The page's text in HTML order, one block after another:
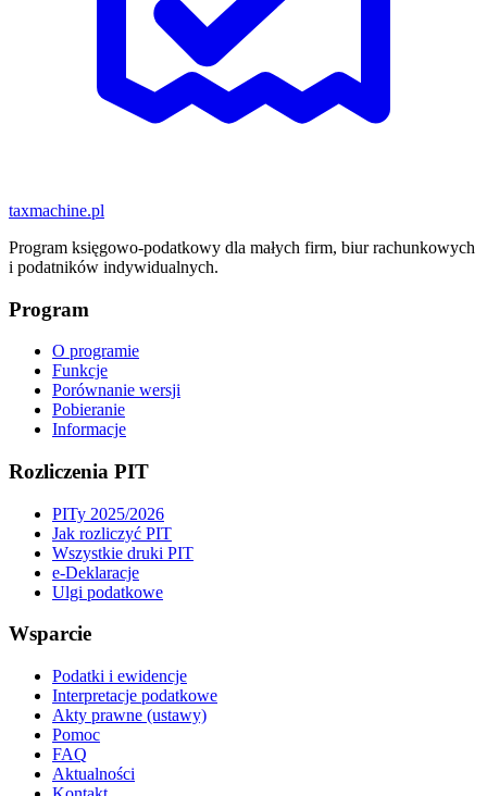
taxmachine.pl
Program księgowo-podatkowy dla małych firm, biur rachunkowych
i podatników indywidualnych.
Program
O programie
Funkcje
Porównanie wersji
Pobieranie
Informacje
Rozliczenia PIT
PITy 2025/2026
Jak rozliczyć PIT
Wszystkie druki PIT
e-Deklaracje
Ulgi podatkowe
Wsparcie
Podatki i ewidencje
Interpretacje podatkowe
Akty prawne (ustawy)
Pomoc
FAQ
Aktualności